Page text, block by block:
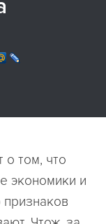
о том, что
экономики и